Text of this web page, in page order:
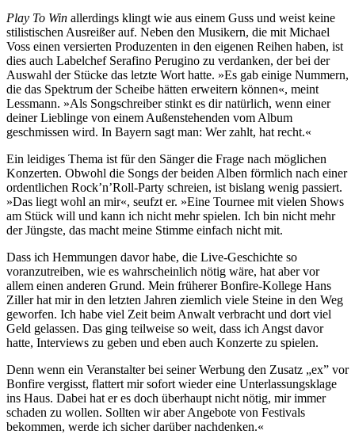
Play To Win allerdings klingt wie aus einem Guss und weist keine
stilistischen Ausreißer auf. Neben den Musikern, die mit Michael
Voss einen versierten Produzenten in den eigenen Reihen haben, ist
dies auch Labelchef Serafino Perugino zu verdanken, der bei der
Auswahl der Stücke das letzte Wort hatte. »Es gab einige Nummern,
die das Spektrum der Scheibe hätten erweitern können«, meint
Lessmann. »Als Songschreiber stinkt es dir natürlich, wenn einer
deiner Lieblinge von einem Außenstehenden vom Album
geschmissen wird. In Bayern sagt man: Wer zahlt, hat recht.«
Ein leidiges Thema ist für den Sänger die Frage nach möglichen
Konzerten. Obwohl die Songs der beiden Alben förmlich nach einer
ordentlichen Rock’n’Roll-Party schreien, ist bislang wenig passiert.
»Das liegt wohl an mir«, seufzt er. »Eine Tournee mit vielen Shows
am Stück will und kann ich nicht mehr spielen. Ich bin nicht mehr
der Jüngste, das macht meine Stimme einfach nicht mit.
Dass ich Hemmungen davor habe, die Live-Geschichte so
voranzutreiben, wie es wahrscheinlich nötig wäre, hat aber vor
allem einen anderen Grund. Mein früherer Bonfire-Kollege Hans
Ziller hat mir in den letzten Jahren ziemlich viele Steine in den Weg
geworfen. Ich habe viel Zeit beim Anwalt verbracht und dort viel
Geld gelassen. Das ging teilweise so weit, dass ich Angst davor
hatte, Interviews zu geben und eben auch Konzerte zu spielen.
Denn wenn ein Veranstalter bei seiner Werbung den Zusatz „ex” vor
Bonfire vergisst, flattert mir sofort wieder eine Unterlassungsklage
ins Haus. Dabei hat er es doch überhaupt nicht nötig, mir immer
schaden zu wollen. Sollten wir aber Angebote von Festivals
bekommen, werde ich sicher darüber nachdenken.«